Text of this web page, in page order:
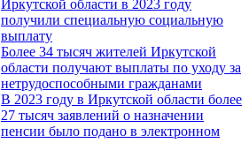
Иркутской области в 2023 году
получили специальную социальную
выплату
Более 34 тысяч жителей Иркутской
области получают выплаты по уходу за
нетрудоспособными гражданами
В 2023 году в Иркутской области более
27 тысяч заявлений о назначении
пенсии было подано в электронном